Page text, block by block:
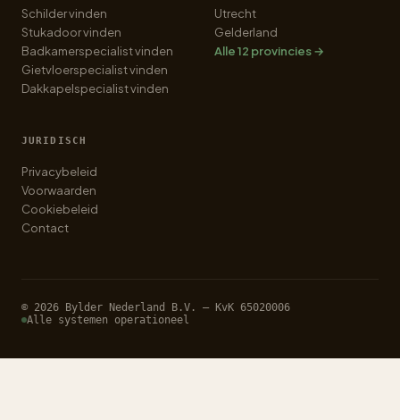
Schilder vinden
Stukadoor vinden
Badkamerspecialist vinden
Gietvloerspecialist vinden
Dakkapelspecialist vinden
Utrecht
Gelderland
Alle 12 provincies →
JURIDISCH
Privacybeleid
Voorwaarden
Cookiebeleid
Contact
© 2026 Bylder Nederland B.V. — KvK 65020006
Alle systemen operationeel